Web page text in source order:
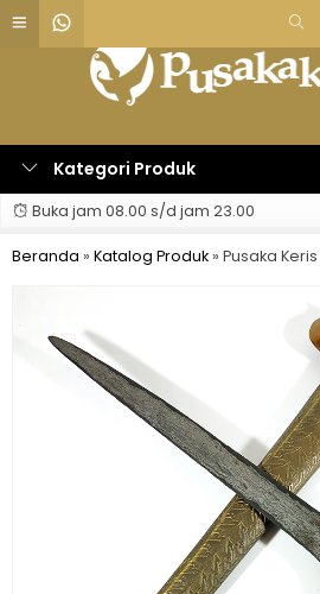
Kategori Produk
Buka jam 08.00 s/d jam 23.00
Beranda » Katalog Produk » Pusaka